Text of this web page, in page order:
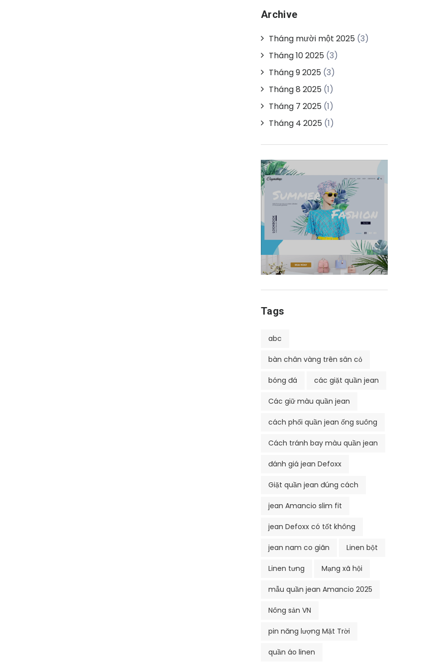
Archive
Tháng mười một 2025 (3)
Tháng 10 2025 (3)
Tháng 9 2025 (3)
Tháng 8 2025 (1)
Tháng 7 2025 (1)
Tháng 4 2025 (1)
Tags
abc
bàn chân vàng trên sân cỏ
bóng đá các giặt quần jean
Các giữ màu quần jean
cách phối quần jean ống suông
Cách tránh bay màu quần jean
đánh giá jean Defoxx
Giặt quần jean đúng cách
jean Amancio slim fit
jean Defoxx có tốt không
jean nam co giãn Linen bột
Linen tưng Mạng xã hội
mẫu quần jean Amancio 2025
Nông sản VN
pin năng lượng Mặt Trời
quần áo linen